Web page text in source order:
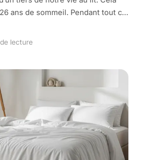
ans de sommeil. Pendant tout ce
lecture